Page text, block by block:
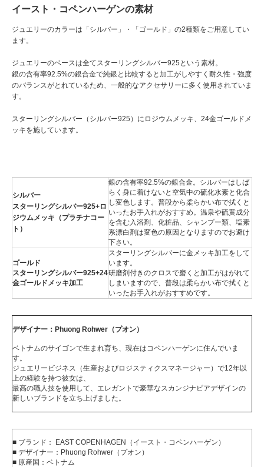
イースト・コペンハーゲンの素材
ジュエリーのカラーは「シルバー」・「ゴールド」の2種類をご用意してい
ます。
ジュエリーのベースは全てスターリングシルバー925という素材。
銀の含有率92.5%の銀合金で純銀と比較すると加工がしやすく耐久性・強度
のバランスがとれているため、一般的なアクセサリーに多く使用されていま
す。
スターリングシルバー（シルバー925）にロジウムメッキ、24金ゴールドメ
ッキを施しています。
シルバー
スターリングシルバー925+ロ
ジウムメッキ（プラチナコー
ト）
銀の含有率92.5%の銀合金。シルバーはしば
らく身に着けないと空気中の硫化水素と化合
し変色します。普段から柔らかい布で拭くと
いったお手入れがおすすめ。温泉や硫黄成分
を含む入浴剤、化粧品、シャンプー類、塩素
系漂白剤は変色の原因となりますのでお避け
下さい。
ゴールド
スターリングシルバー925+24
金ゴールドメッキ加工
スターリングシルバーに金メッキ加工をして
います。
研磨剤付きのクロスで磨くと加工がはがれて
しまいますので、普段は柔らかい布で拭くと
いったお手入れがおすすめです。
デザイナー：Phuong Rohwer（プオン）
ベトナムのサイゴンで生まれ育ち、現在はコペンハーゲンに住んでいま
す。
ジュエリービジネス（生産およびロジスティクスマネージャー）で12年以
上の経験を持つ彼女は、
最高の職人技を使用して、エレガントで豪華なスカンジナビアデザインの
新しいブランドを立ち上げました。
■ ブランド： EAST COPENHAGEN（イースト・コペンハーゲン）
■ デザイナー：Phuong Rohwer（プオン）
■ 原産国：ベトナム